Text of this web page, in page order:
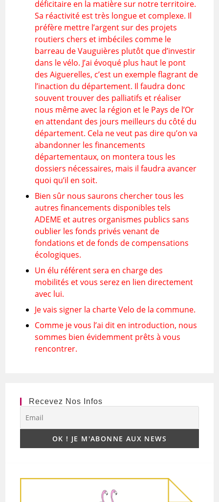
déficitaire en la matière sur notre territoire.
Sa réactivité est très longue et complexe. Il
préfère mettre l’argent sur des projets
routiers chers et imbéciles comme le
barreau de Vauguières plutôt que d’investir
dans le vélo. J’ai évoqué plus haut le pont
des Aiguerelles, c’est un exemple flagrant de
l’inaction du département. Il faudra donc
souvent trouver des palliatifs et réaliser
nous même avec la région et le Pays de l’Or
en attendant des jours meilleurs du côté du
département. Cela ne veut pas dire qu’on va
abandonner les financements
départementaux, on montera tous les
dossiers nécessaires, mais il faudra avancer
quoi qu’il en soit.
Bien sûr nous saurons chercher tous les
autres financements disponibles tels
ADEME et autres organismes publics sans
oublier les fonds privés venant de
fondations et de fonds de compensations
écologiques.
Un élu référent sera en charge des
mobilités et vous serez en lien directement
avec lui.
Je vais signer la charte Velo de la commune.
Comme je vous l’ai dit en introduction, nous
sommes bien évidemment prêts à vous
rencontrer.
Recevez Nos Infos